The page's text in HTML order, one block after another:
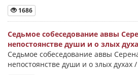
1686
Седьмое собеседование аввы
непостоянстве души и о злых
Седьмое собеседование аввы
непостоянстве души и о злых духах